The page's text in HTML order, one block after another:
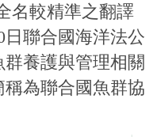
名較精準之翻譯
日聯合國海洋法公
養護與管理相關
為聯合國魚群協